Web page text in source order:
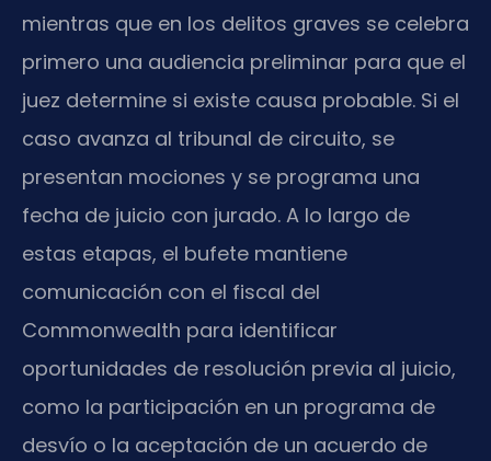
mientras que en los delitos graves se celebra
primero una audiencia preliminar para que el
juez determine si existe causa probable. Si el
caso avanza al tribunal de circuito, se
presentan mociones y se programa una
fecha de juicio con jurado. A lo largo de
estas etapas, el bufete mantiene
comunicación con el fiscal del
Commonwealth para identificar
oportunidades de resolución previa al juicio,
como la participación en un programa de
desvío o la aceptación de un acuerdo de